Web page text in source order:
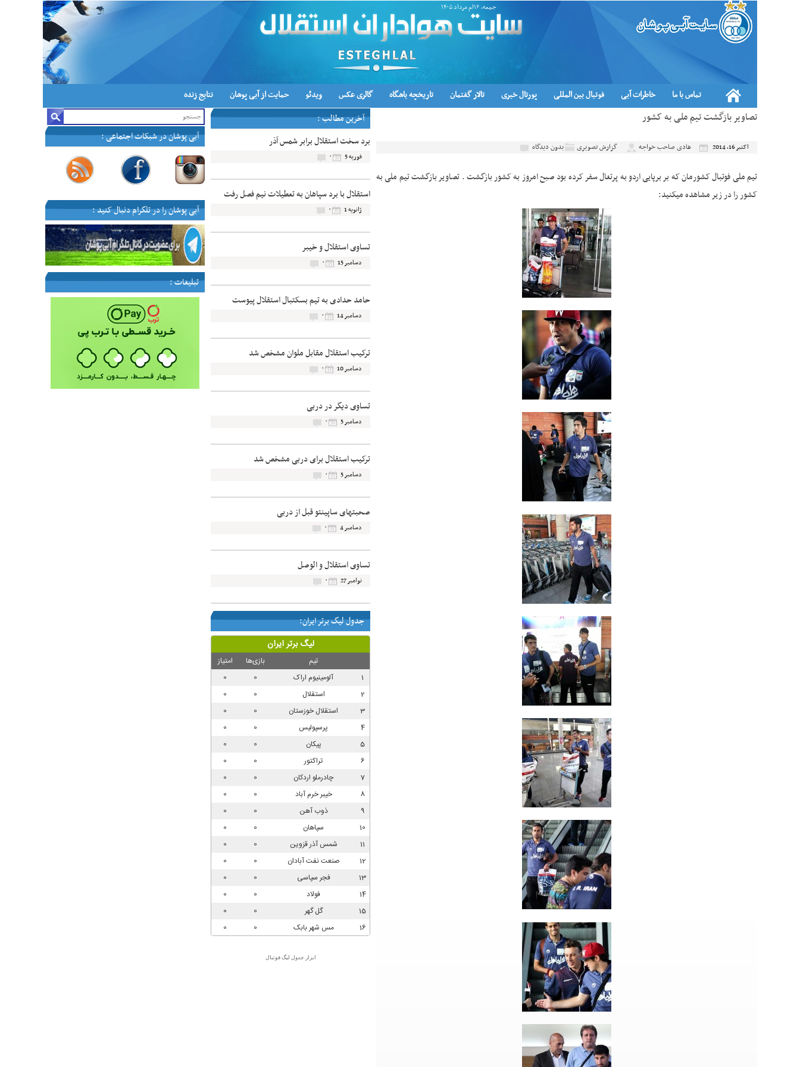
جمعه, ۱۶ام مرداد ۱۴۰۵
تماس با ما خاطرات آبی فوتبال بین المللی پورتال خبری تالار گفتمان تاریخچه باشگاه گالری عکس ویدئو حمایت از آبی پوشان نتایج زنده
تصاویر بازگشت تیم ملی به کشور
اکتبر 16, 2014 هادی صاحب خواجه گزارش تصویری بدون دیدگاه
تیم ملی فوتبال کشورمان که بر برپایی اردو به پرتغال سفر کرده بود صبح امروز به کشور بازگشت . تصاویر بازگشت تیم ملی به
کشور را در زیر مشاهده میکنید:
آخرین مطالب :
برد سخت استقلال برابر شمس آذر
فوریه 5 ۰
استقلال با برد سپاهان به تعطیلات نیم فصل رفت
ژانویه 1 ۰
تساوی استقلال و خیبر
دسامبر 15 ۰
حامد حدادی به تیم بسکتبال استقلال پیوست
دسامبر 14 ۰
ترکیب استقلال مقابل ملوان مشخص شد
دسامبر 10 ۰
تساوی دیگر در دربی
دسامبر 5 ۰
ترکیب استقلال برای دربی مشخص شد
دسامبر 5 ۰
صحبتهای ساپینتو قبل از دربی
دسامبر 4 ۰
تساوی استقلال و الوصل
نوامبر 27 ۰
جدول لیگ برتر ایران:
ابزار جدول لیگ فوتبال
آبی پوشان در شبکات اجتماعی :
آبی پوشان را در تلگرام دنبال کنید :
تبلیغات :